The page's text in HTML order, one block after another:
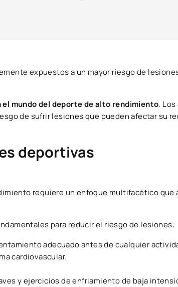
expuestos a un mayor riesgo de
mundo del deporte de alto rendimiento.
de sufrir lesiones que pueden afectar su
deportivas
requiere un enfoque multifacético que
para reducir el riesgo de lesiones:
adecuado antes de cualquier
cardiovascular.
y ejercicios de enfriamiento de baja